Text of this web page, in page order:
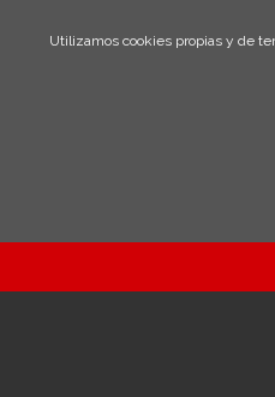
Utilizamos cookies propias y de